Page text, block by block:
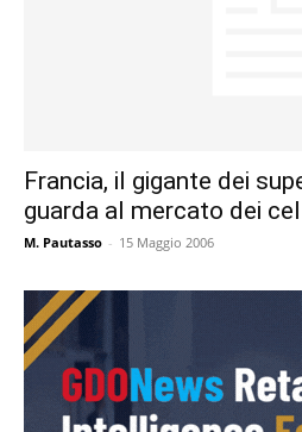
Francia, il gigante dei
guarda al mercato dei
M. Pautasso - 15 Maggio 2006